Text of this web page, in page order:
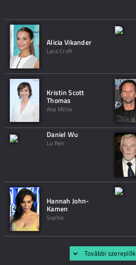
Alicia Vikander
Lara Croft
Kristin Scott
Thomas
Ana Miller
Daniel Wu
Lu Ren
Hannah John-
Kamen
Sophie
További szereplők